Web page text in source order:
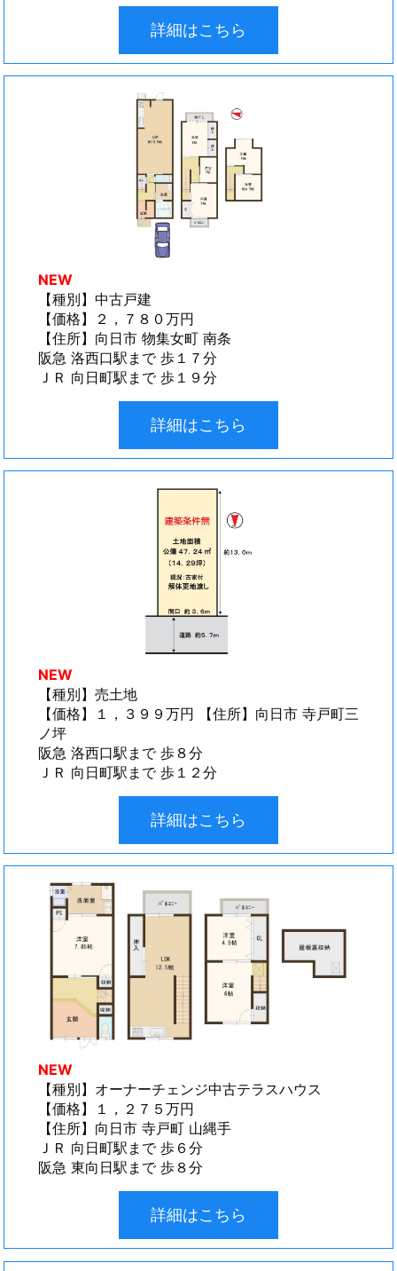
詳細はこちら
NEW
【種別】中古戸建
【価格】２，７８０万円
【住所】向日市 物集女町 南条
阪急 洛西口駅まで 歩１７分
ＪＲ 向日町駅まで 歩１９分
詳細はこちら
NEW
【種別】売土地
【価格】１，３９９万円 【住所】向日市 寺戸町三
ノ坪
阪急 洛西口駅まで 歩８分
ＪＲ 向日町駅まで 歩１２分
詳細はこちら
NEW
【種別】オーナーチェンジ中古テラスハウス
【価格】１，２７５万円
【住所】向日市 寺戸町 山縄手
ＪＲ 向日町駅まで 歩６分
阪急 東向日駅まで 歩８分
詳細はこちら